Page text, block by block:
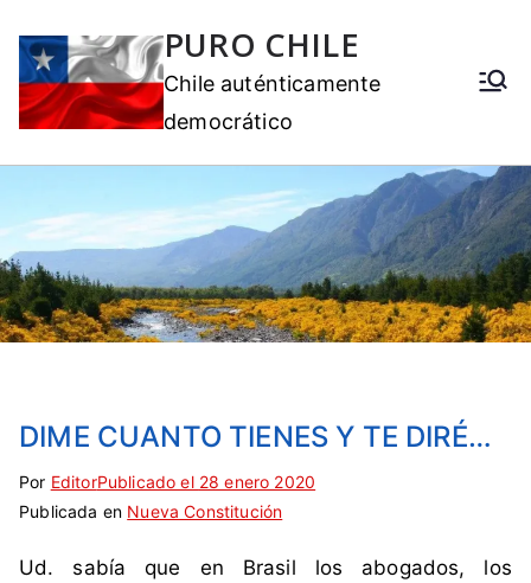
PURO CHILE
Chile auténticamente
democrático
DIME CUANTO TIENES Y TE DIRÉ…
Por EditorPublicado el 28 enero 2020
Publicada en Nueva Constitución
E
t
q
S
i
c
Ud. sabía que en Brasil los abogados, los